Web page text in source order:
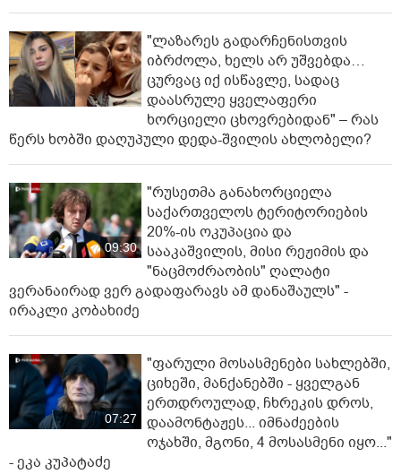
"ლაზარეს გადარჩენისთვის
იბრძოლა, ხელს არ უშვებდა…
ცურვაც იქ ისწავლე, სადაც
დაასრულე ყველაფერი
ხორციელი ცხოვრებიდან" – რას
წერს ხობში დაღუპული დედა-შვილის ახლობელი?
09:30
"რუსეთმა განახორციელა
საქართველოს ტერიტორიების
20%-ის ოკუპაცია და
სააკაშვილის, მისი რეჟიმის და
"ნაცმოძრაობის" ღალატი
ვერანაირად ვერ გადაფარავს ამ დანაშაულს" -
ირაკლი კობახიძე
07:27
"ფარული მოსასმენები სახლებში,
ციხეში, მანქანებში - ყველგან
ერთდროულად, ჩხრეკის დროს,
დაამონტაჟეს... იმნაძეების
ოჯახში, მგონი, 4 მოსასმენი იყო..."
- ეკა კუპატაძე